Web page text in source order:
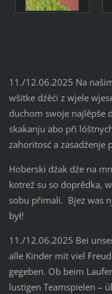
11./12.06.2025 Na
wšitke dźěći z wjele
duchom swoje najlěpše
skakanju abo při
zahoritosć a zasadźenje
Hoberski dźak dźe na
kotrež su so doprědka,
sobu přimali. Bjez was
był!
11./12.06.2025 Bei
alle Kinder mit viel
gegeben. Ob beim
lustigen Teamspielen –